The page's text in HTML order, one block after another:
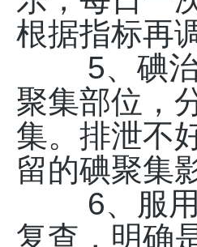
根据指标再
5、碘治
聚集部位，
集。排泄不
留的碘聚集
6、服用
复查，明确